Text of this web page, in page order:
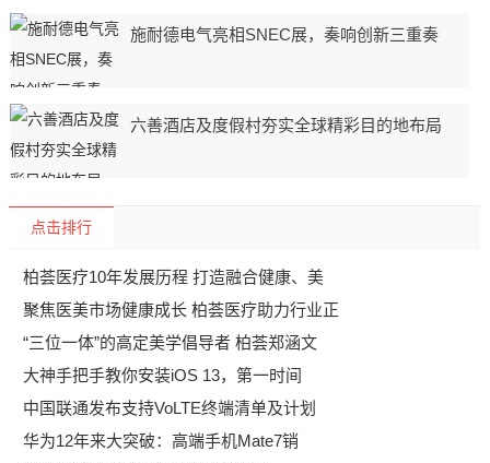
施耐德电气亮相SNEC展，奏响创新三重奏
六善酒店及度假村夯实全球精彩目的地布局
点击排行
柏荟医疗10年发展历程 打造融合健康、美
聚焦医美市场健康成长 柏荟医疗助力行业正
“三位一体”的高定美学倡导者 柏荟郑涵文
大神手把手教你安装iOS 13，第一时间
中国联通发布支持VoLTE终端清单及计划
华为12年来大突破：高端手机Mate7销